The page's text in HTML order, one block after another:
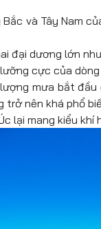
và Tây Nam
đại dương lớn
cực của
mưa bắt
trở nên khá phổ
lại mang kiểu